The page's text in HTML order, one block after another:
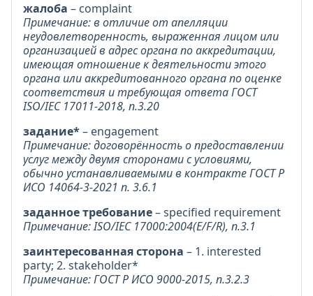
жалоба – complaint
Примечание: в отличие от апелляции
неудовлетворенность, выраженная лицом или
организацией в адрес органа по аккредитации,
имеющая отношение к деятельности этого
органа или аккредитованного органа по оценке
соответствия и требующая ответа ГОСТ
ISO/IEC 17011-2018, п.3.20
задание*– engagement
Примечание: договорённость о предоставлении
услуг между двумя сторонами с условиями,
обычно устанавливаемыми в контракте ГОСТ Р
ИСО 14064-3-2021 п. 3.6.1
заданное требование– specified requirement
Примечание: ISO/IEC 17000:2004(E/F/R), п.3.1
заинтересованная сторона – 1. interested
party; 2. stakeholder*
Примечание: ГОСТ Р ИСО 9000-2015, п.3.2.3